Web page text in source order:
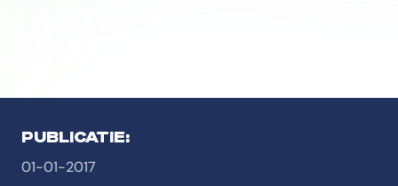
PUBLICATIE:
01-01-2017